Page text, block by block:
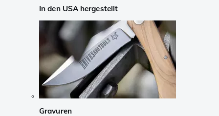
In den USA hergestellt
Gravuren